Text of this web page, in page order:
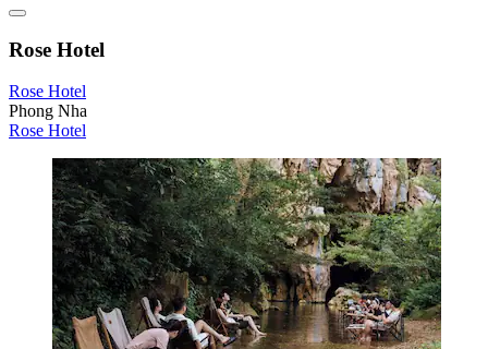
Rose Hotel
Rose Hotel
Phong Nha
Rose Hotel